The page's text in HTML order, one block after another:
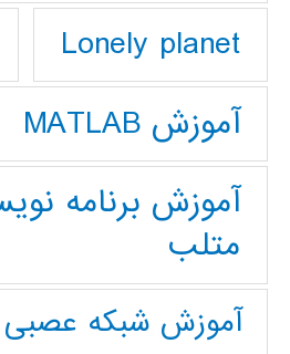
Lonely planet
آموزش MATLAB
آموزش برنامه
متلب
آموزش شبکه عصبی